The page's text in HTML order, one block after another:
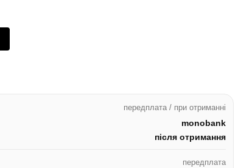
передплата / при отриманні
monobank
після отримання
передплата